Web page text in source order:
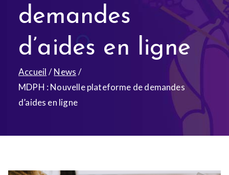
demandes
d’aides en ligne
Accueil
News
MDPH : Nouvelle plateforme de demandes
d’aides en ligne